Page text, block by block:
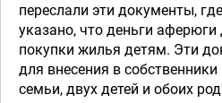
переслали эти документы,
указано, что деньги
покупки жилья детям. Эти
для внесения в
семьи, двух детей и обоих